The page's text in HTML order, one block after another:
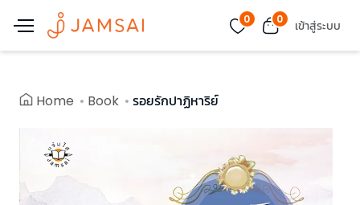
0 0 เข้าสู่ระบบ
Home Book รอยรักปาฏิหาริย์